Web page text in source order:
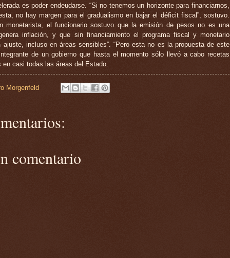
es poder endeudarse. “Si no tenemos un horizonte para financiarnos,
no hay margen para el gradualismo en bajar el déficit fiscal”, sostuvo.
monetarista, el funcionario sostuvo que la emisión de pesos no es una
inflación, y que sin financiamiento el programa fiscal y monetario
ajuste, incluso en áreas sensibles”. “Pero esta no es la propuesta de este
de un gobierno que hasta el momento sólo llevó a cabo recetas
casi todas las áreas del Estado.
Morgenfeld
comentario